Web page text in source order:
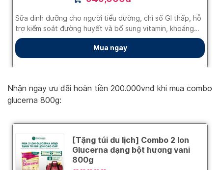
Nhận ngay ưu đãi hoàn tiền 200.000vnđ khi mua combo
glucerna 800g: